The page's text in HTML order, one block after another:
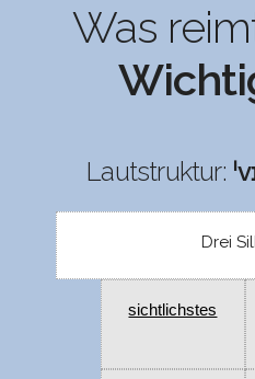
Was
Lautstruktur:
Drei
sichtlichstes